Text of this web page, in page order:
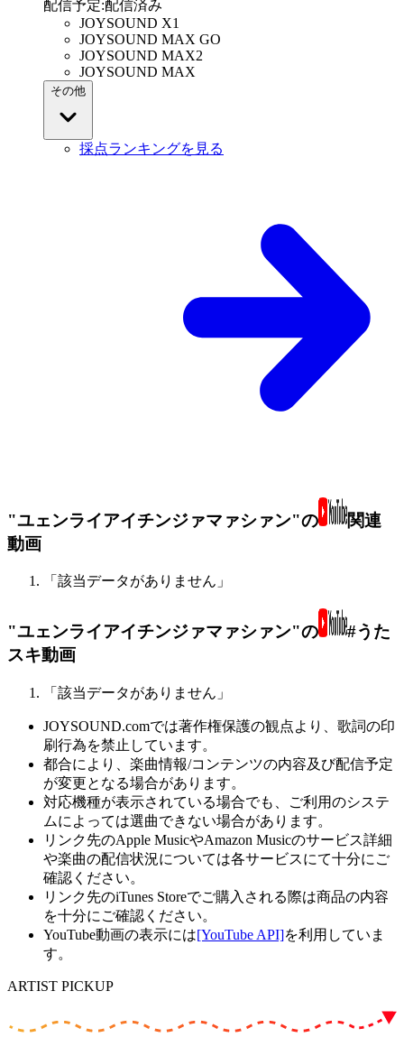
配信予定:配信済み
JOYSOUND X1
JOYSOUND MAX GO
JOYSOUND MAX2
JOYSOUND MAX
その他
採点ランキングを見る
"ユェンライアイチンジァマァシァン"の
関連
動画
「該当データがありません」
"ユェンライアイチンジァマァシァン"の
#うた
スキ動画
「該当データがありません」
JOYSOUND.comでは著作権保護の観点より、歌詞の印
刷行為を禁止しています。
都合により、楽曲情報/コンテンツの内容及び配信予定
が変更となる場合があります。
対応機種が表示されている場合でも、ご利用のシステ
ムによっては選曲できない場合があります。
リンク先のApple MusicやAmazon Musicのサービス詳細
や楽曲の配信状況については各サービスにて十分にご
確認ください。
リンク先のiTunes Storeでご購入される際は商品の内容
を十分にご確認ください。
YouTube動画の表示には[YouTube API]を利用していま
す。
ARTIST PICKUP